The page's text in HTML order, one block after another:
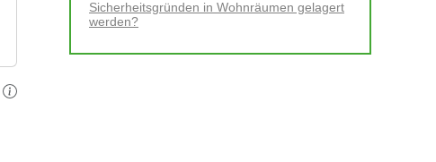
Sicherheitsgründen in Wohnräumen gelagert
werden?